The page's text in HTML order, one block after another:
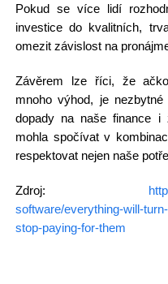
Pokud se více lidí
investice do kvalitních,
omezit závislost na
Závěrem lze říci, že
mnoho výhod, je
dopady na naše finance i
mohla spočívat v
respektovat nejen naše
Zdroj:
software/everything-will-
stop-paying-for-them